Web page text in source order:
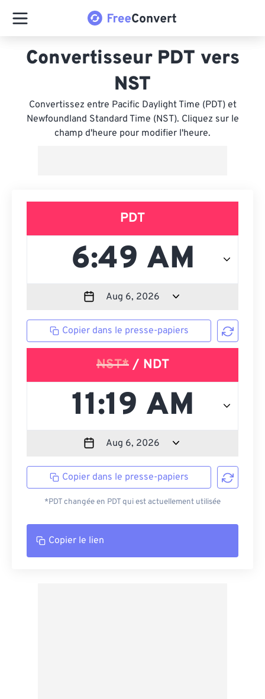
Convertisseur PDT vers
NST
Convertissez entre Pacific Daylight Time (PDT) et
Newfoundland Standard Time (NST). Cliquez sur le
champ d'heure pour modifier l'heure.
PDT
Copier dans le presse-papiers
NST*/ NDT
Copier dans le presse-papiers
*PDT changée en PDT qui est actuellement utilisée
Copier le lien